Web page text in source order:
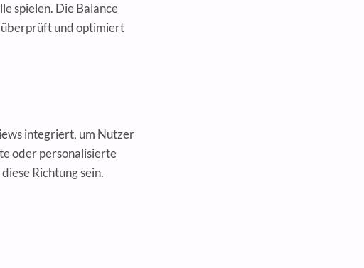
spielen. Die Balance
überprüft und optimiert
integriert, um Nutzer
oder personalisierte
Richtung sein.